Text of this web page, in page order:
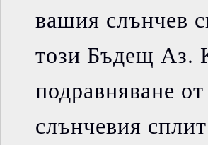
вашия слънчев
този Бъдещ Аз.
подравняване
слънчевия